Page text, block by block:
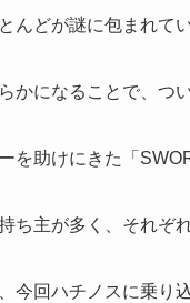
んどが謎に包まれて
かになることで、つ
を助けにきた「
ち主が多く、それぞ
今回ハチノスに乗り